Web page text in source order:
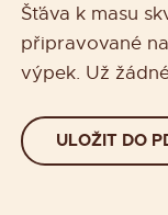
Šťáva k masu
připravované
výpek. Už
ULOŽIT DO